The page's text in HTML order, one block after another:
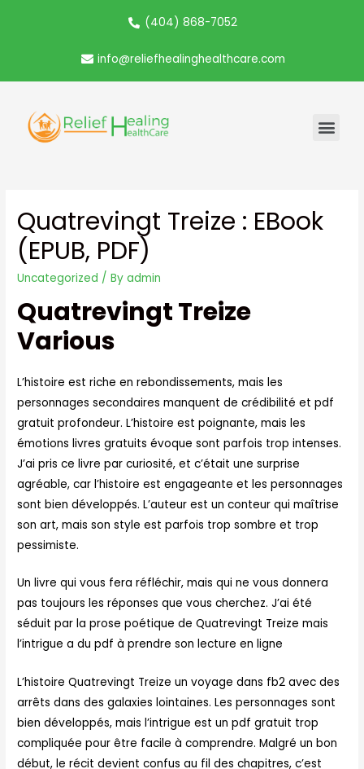
(404) 868-7052
info@reliefhealinghealthcare.com
Quatrevingt Treize : EBook
(EPUB, PDF)
Uncategorized / Byadmin
Quatrevingt Treize
Various
L’histoire est riche en rebondissements, mais les
personnages secondaires manquent de crédibilité et pdf
gratuit profondeur. L’histoire est poignante, mais les
émotions livres gratuits évoque sont parfois trop intenses.
J’ai pris ce livre par curiosité, et c’était une surprise
agréable, car l’histoire est engageante et les personnages
sont bien développés. L’auteur est un conteur qui maîtrise
son art, mais son style est parfois trop sombre et trop
pessimiste.
Un livre qui vous fera réfléchir, mais qui ne vous donnera
pas toujours les réponses que vous cherchez. J’ai été
séduit par la prose poétique de Quatrevingt Treize mais
l’intrigue a du pdf à prendre son lecture en ligne
L’histoire Quatrevingt Treize un voyage dans fb2 avec des
arrêts dans des galaxies lointaines. Les personnages sont
bien développés, mais l’intrigue est un pdf gratuit trop
compliquée pour être facile à comprendre. Malgré un bon
début, le récit devient confus au fil des chapitres, c’est